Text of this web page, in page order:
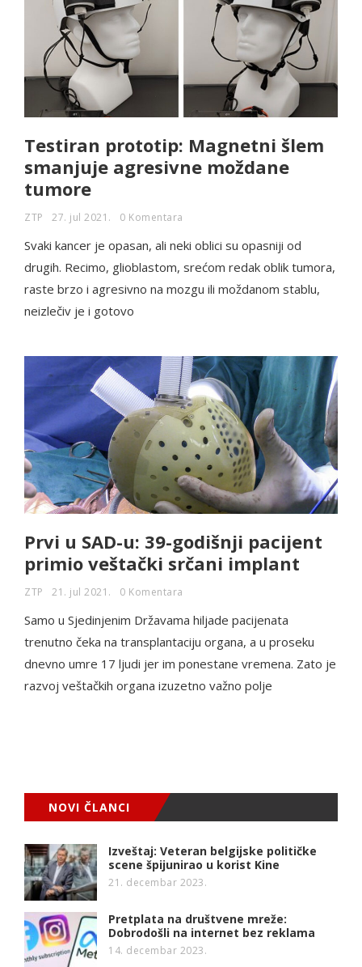
Testiran prototip: Magnetni šlem
smanjuje agresivne moždane
tumore
ZTP 27. jul 2021. 0 Komentara
Svaki kancer je opasan, ali neki oblici su opasniji od
drugih. Recimo, glioblastom, srećom redak oblik tumora,
raste brzo i agresivno na mozgu ili moždanom stablu,
neizlečiv je i gotovo
Prvi u SAD-u: 39-godišnji pacijent
primio veštački srčani implant
ZTP 21. jul 2021. 0 Komentara
Samo u Sjedinjenim Državama hiljade pacijenata
trenutno čeka na transplantaciju organa, a u proseku
dnevno umre 17 ljudi jer im ponestane vremena. Zato je
razvoj veštačkih organa izuzetno važno polje
NOVI ČLANCI
Izveštaj: Veteran belgijske političke
scene špijunirao u korist Kine
21. decembar 2023.
Pretplata na društvene mreže:
Dobrodošli na internet bez reklama
14. decembar 2023.